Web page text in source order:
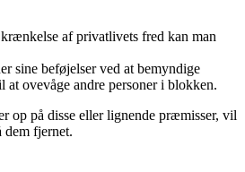
af privatlivets fred kan man
sine beføjelser ved at bemyndige
at ovevåge andre personer i blokken.
op på disse eller lignende præmisser, vil
fjernet.